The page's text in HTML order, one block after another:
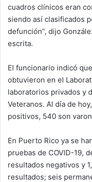
cuadros clínicos eran
siendo así clasificados
defunción”, dijo
escrita.
El funcionario indicó
obtuvieron en el
laboratorios privados y
Veteranos. Al día de
positivos, 540 son
En Puerto Rico ya se
pruebas de COVID-19,
resultados negativos y
resultados; seis